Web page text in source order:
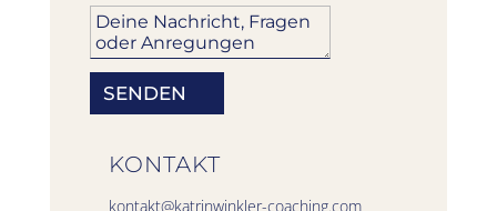
SENDEN
KONTAKT
kontakt@katrinwinkler-coaching.com